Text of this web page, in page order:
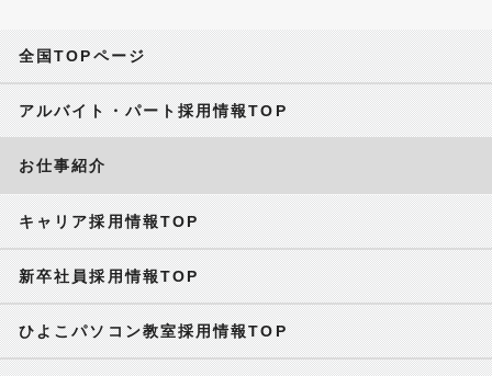
全国TOPページ
アルバイト・パート採用情報TOP
お仕事紹介
キャリア採用情報TOP
新卒社員採用情報TOP
ひよこパソコン教室採用情報TOP